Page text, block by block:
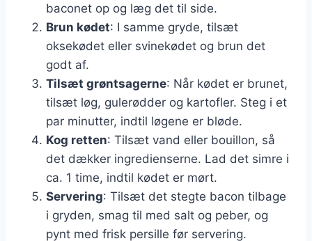
baconet op og læg det til side.
Brun kødet: I samme gryde, tilsæt
oksekødet eller svinekødet og brun det
godt af.
Tilsæt grøntsagerne: Når kødet er brunet,
tilsæt løg, gulerødder og kartofler. Steg i et
par minutter, indtil løgene er bløde.
Kog retten: Tilsæt vand eller bouillon, så
det dækker ingredienserne. Lad det simre i
ca. 1 time, indtil kødet er mørt.
Servering: Tilsæt det stegte bacon tilbage
i gryden, smag til med salt og peber, og
pynt med frisk persille før servering.